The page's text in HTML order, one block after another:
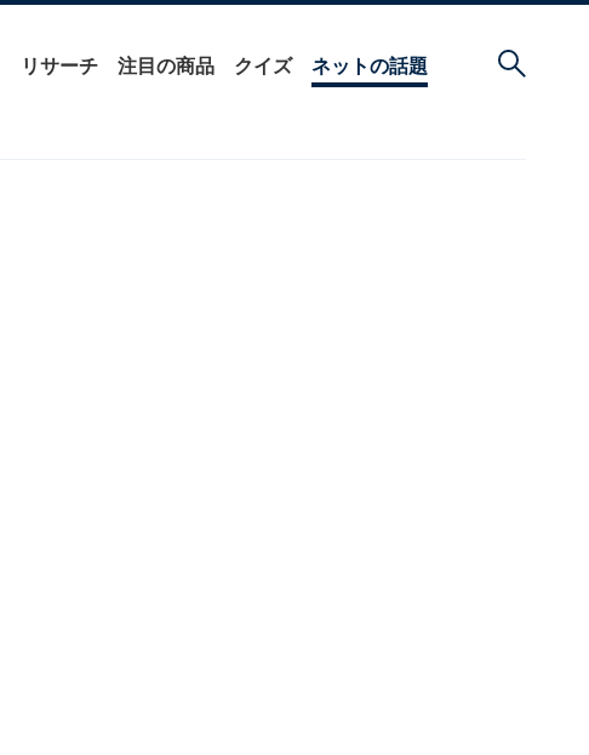
リサーチ 注目の商品 クイズ ネットの話題